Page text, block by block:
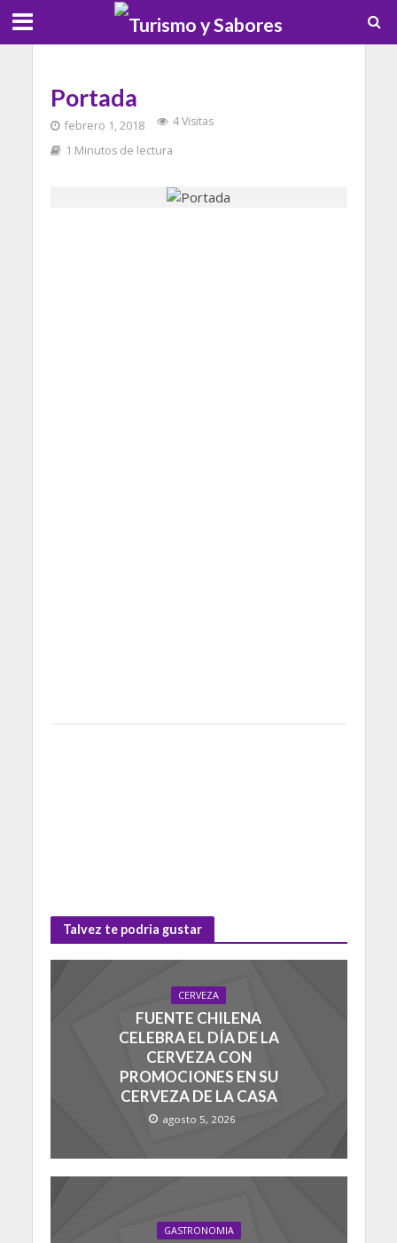
Portada
febrero 1, 2018
4 Visitas
1 Minutos de lectura
Talvez te podria gustar
CERVEZA
FUENTE CHILENA
CELEBRA EL DÍA DE LA
CERVEZA CON
PROMOCIONES EN SU
CERVEZA DE LA CASA
agosto 5, 2026
GASTRONOMIA